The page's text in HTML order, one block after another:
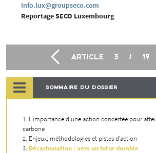
Info.lux@groupseco.com
Reportage SECO Luxembourg
ARTICLE 3 / 19
SOMMAIRE DU DOSSIER
L’importance d’une action concertée pour
carbone
Enjeux, méthodologies et pistes d’action
Décarbonation : vers un futur durable